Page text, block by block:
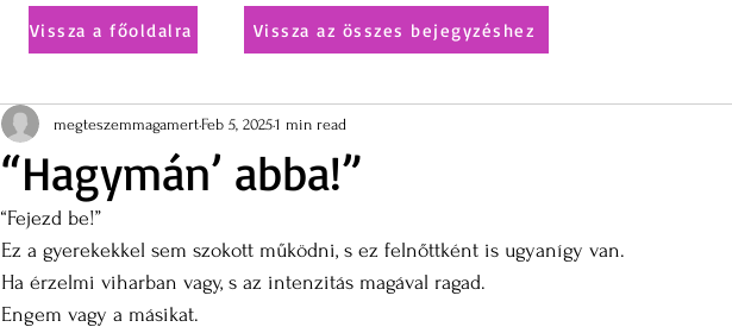
“Hagymán’ abba!”
megteszemmagamert Feb 5, 20251 min read
“Fejezd be!”
Ez a gyerekekkel sem szokott működni, s ez felnőttként is ugyanígy van.
Ha érzelmi viharban vagy, s az intenzitás magával ragad.
Engem vagy a másikat.
Vissza a főoldalra Vissza az összes bejegyzéshez